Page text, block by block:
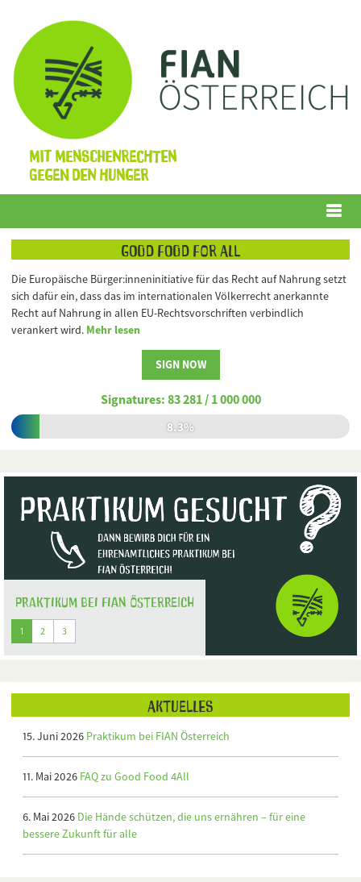
Mit Menschenrechten
gegen den Hunger
Good Food for All
Die Europäische Bürger:inneninitiative für das Recht auf Nahrung setzt
sich dafür ein, dass das im internationalen Völkerrecht anerkannte
Recht auf Nahrung in allen EU-Rechtsvorschriften verbindlich
verankert wird. Mehr lesen
SIGN NOW
Signatures: 83 281/ 1 000 000
8.3%
Praktikum bei FIAN Österreich
1 2 3
Aktuelles
15. Juni 2026 Praktikum bei FIAN Österreich
11. Mai 2026 FAQ zu Good Food 4All
6. Mai 2026 Die Hände schützen, die uns ernähren – für eine
bessere Zukunft für alle